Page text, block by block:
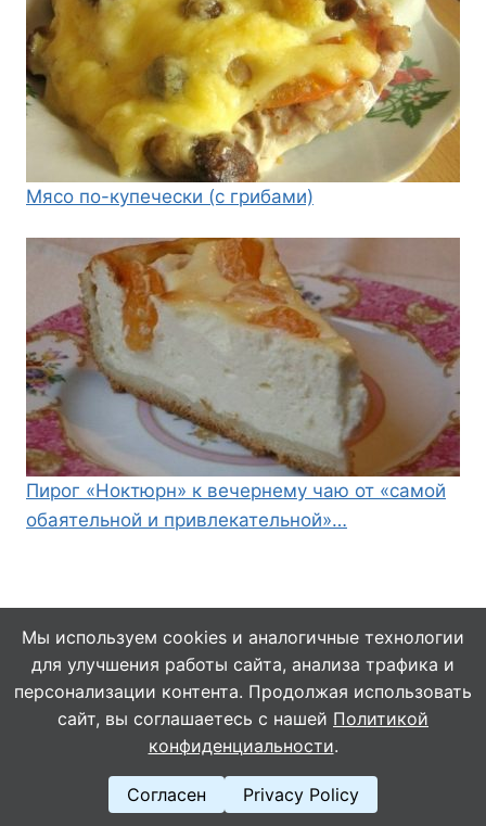
Мясо по-купечески (с грибами)
Пирог «Ноктюрн» к вечернему чаю от «самой
обаятельной и привлекательной»…
© 2026 Кулинарушка - Вкусные Рецепты
Мы используем cookies и аналогичные технологии
для улучшения работы сайта, анализа трафика и
персонализации контента. Продолжая использовать
сайт, вы соглашаетесь с нашей Политикой
конфиденциальности.
Согласен Privacy Policy